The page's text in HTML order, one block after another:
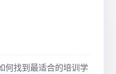
何找到最适合的培训学